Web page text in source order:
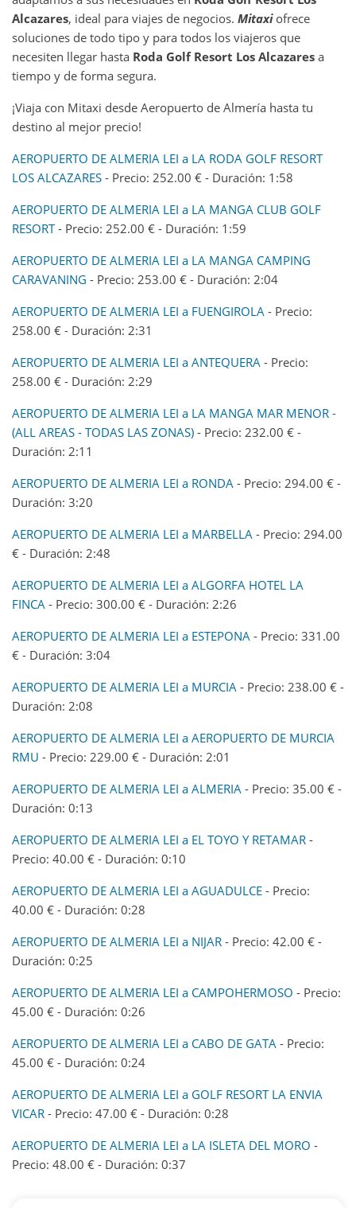
Alcazares, ideal para viajes de negocios. Mitaxiofrece
soluciones de todo tipo y para todos los viajeros que
necesiten llegar hasta Roda Golf Resort Los Alcazares a
tiempo y de forma segura.
¡Viaja con Mitaxi desde Aeropuerto de Almería hasta tu
destino al mejor precio!
AEROPUERTO DE ALMERIA LEI a LA RODA GOLF RESORT
LOS ALCAZARES - Precio: 252.00 € - Duración: 1:58
AEROPUERTO DE ALMERIA LEI a LA MANGA CLUB GOLF
RESORT- Precio: 252.00 € - Duración: 1:59
AEROPUERTO DE ALMERIA LEI a LA MANGA CAMPING
CARAVANING - Precio: 253.00 € - Duración: 2:04
AEROPUERTO DE ALMERIA LEI a FUENGIROLA - Precio:
258.00 € - Duración: 2:31
AEROPUERTO DE ALMERIA LEI a ANTEQUERA - Precio:
258.00 € - Duración: 2:29
AEROPUERTO DE ALMERIA LEI a LA MANGA MAR MENOR -
(ALL AREAS - TODAS LAS ZONAS) - Precio: 232.00 € -
Duración: 2:11
AEROPUERTO DE ALMERIA LEI a RONDA - Precio: 294.00 € -
Duración: 3:20
AEROPUERTO DE ALMERIA LEI a MARBELLA - Precio: 294.00
€ - Duración: 2:48
AEROPUERTO DE ALMERIA LEI a ALGORFA HOTEL LA
FINCA - Precio: 300.00 € - Duración: 2:26
AEROPUERTO DE ALMERIA LEI a ESTEPONA - Precio: 331.00
€ - Duración: 3:04
AEROPUERTO DE ALMERIA LEI a MURCIA - Precio: 238.00 € -
Duración: 2:08
AEROPUERTO DE ALMERIA LEI a AEROPUERTO DE MURCIA
RMU - Precio: 229.00 € - Duración: 2:01
AEROPUERTO DE ALMERIA LEI a ALMERIA - Precio: 35.00 € -
Duración: 0:13
AEROPUERTO DE ALMERIA LEI a EL TOYO Y RETAMAR -
Precio: 40.00 € - Duración: 0:10
AEROPUERTO DE ALMERIA LEI a AGUADULCE - Precio:
40.00 € - Duración: 0:28
AEROPUERTO DE ALMERIA LEI a NIJAR - Precio: 42.00 € -
Duración: 0:25
AEROPUERTO DE ALMERIA LEI a CAMPOHERMOSO - Precio:
45.00 € - Duración: 0:26
AEROPUERTO DE ALMERIA LEI a CABO DE GATA - Precio:
45.00 € - Duración: 0:24
AEROPUERTO DE ALMERIA LEI a GOLF RESORT LA ENVIA
VICAR - Precio: 47.00 € - Duración: 0:28
AEROPUERTO DE ALMERIA LEI a LA ISLETA DEL MORO -
Precio: 48.00 € - Duración: 0:37